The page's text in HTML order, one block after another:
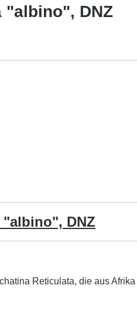
"albino", DNZ
DNZ
Reticulata, die aus